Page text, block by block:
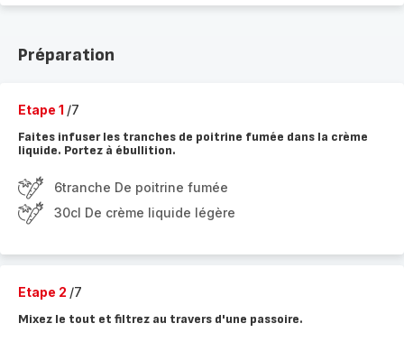
Préparation
Etape 1 /7
Faites infuser les tranches de poitrine fumée dans la crème
liquide. Portez à ébullition.
6tranche De poitrine fumée
30cl De crème liquide légère
Etape 2 /7
Mixez le tout et filtrez au travers d'une passoire.